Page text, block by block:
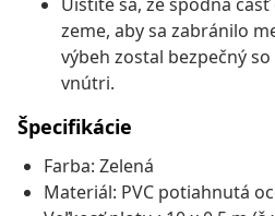
zeme, aby sa zabránilo
výbeh zostal bezpečný
vnútri.
Špecifikácie
Farba: Zelená
Materiál: PVC potiahnutá